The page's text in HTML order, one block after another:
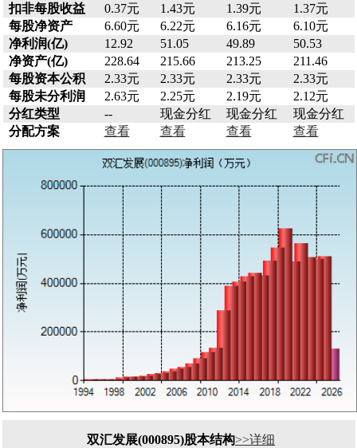
扣非每股收益
0.37元 1.43元 1.39元
1.37元
每股净资产
6.60元 6.22元 6.16元
6.10元
净利润(亿)
12.92 51.05 49.89
50.53
净资产(亿)
228.64 215.66 213.25
211.46
每股资本公积
2.33元 2.33元 2.33元
2.33元
每股未分利润
2.63元 2.25元 2.19元
2.12元
分红类型
-- 现金分红 现金分红
现金分红
分配方案
查看 查看 查看 查看
双汇发展(000895)股本结构>>详细